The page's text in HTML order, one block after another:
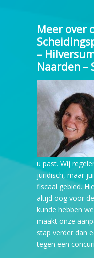
Meer over
–
Naarden –
u past. Wij
juridisch, maar
fiscaal gebied.
altijd oog voor
kunde hebben
maakt onze
stap verder dan
tegen een